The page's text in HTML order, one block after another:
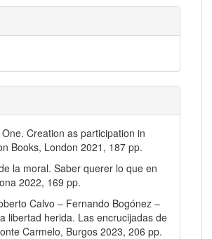
Creation as participation in
Books, London 2021, 187 pp.
la moral. Saber querer lo que en
2022, 169 pp.
Calvo – Fernando Bogónez –
libertad herida. Las encrucijadas de
Carmelo, Burgos 2023, 206 pp.